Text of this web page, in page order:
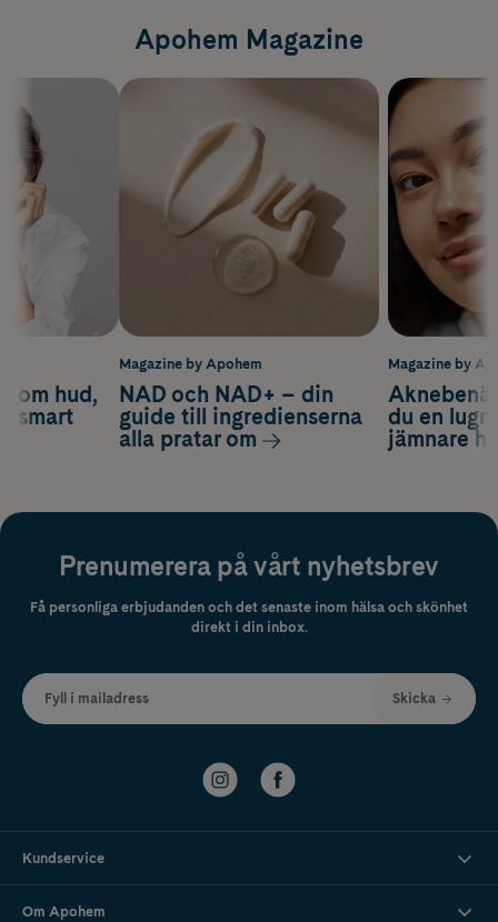
Apohem Magazine
Magazine by
du en
jämnare
om hud,
smart
Magazine by Apohem
NAD och NAD+ – din
guide till ingredienserna
alla pratar om
Prenumerera på vårt nyhetsbrev
Få personliga erbjudanden och det senaste inom hälsa och skönhet
direkt i din inbox.
Fyll i mailadress Skicka
Kundservice
Om Apohem